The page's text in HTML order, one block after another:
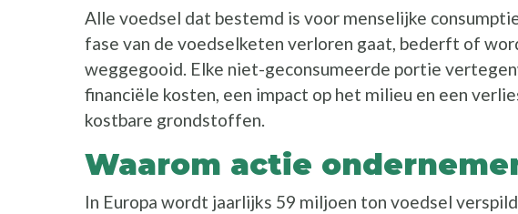
Alle voedsel dat bestemd is voor menselijke
fase van de voedselketen verloren gaat, bederft of
weggegooid. Elke niet-geconsumeerde portie
financiële kosten, een impact op het milieu en een
kostbare grondstoffen.
Waarom actie
In Europa wordt jaarlijks 59 miljoen ton voedsel